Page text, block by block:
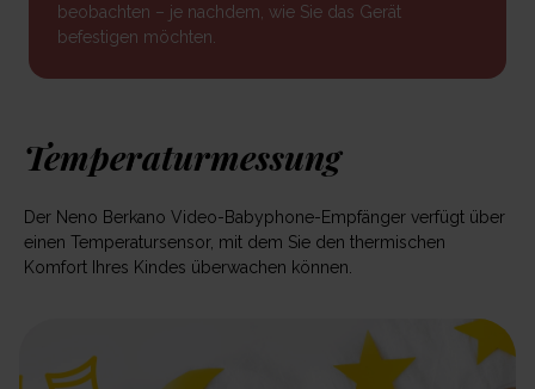
beobachten – je nachdem, wie Sie das Gerät
befestigen möchten.
Temperaturmessung
Der Neno Berkano Video-Babyphone-Empfänger verfügt über
einen Temperatursensor, mit dem Sie den thermischen
Komfort Ihres Kindes überwachen können.